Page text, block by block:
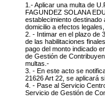
1.- Aplicar una multa de
FAGUNDEZ SOLANA
establecimiento destinado
domicilio a efectos
2. - Intimar en el plazo de
de las habilitaciones
pago del monto indicado
de Gestión de
multas.-
3. - En este acto se
21626 Art 22, se aplicará
4. - Pase al Servicio
Servicio de Gestión de